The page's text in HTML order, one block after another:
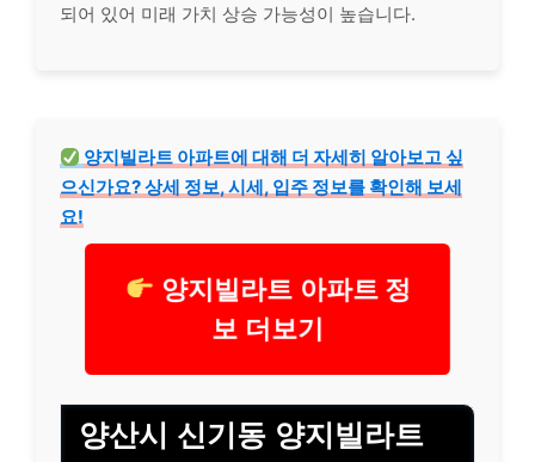
되어 있어 미래 가치 상승 가능성이 높습니다.
양지빌라트 아파트에 대해 더 자세히 알아보고 싶
으신가요? 상세 정보, 시세, 입주 정보를 확인해 보세
요!
양지빌라트 아파트 정
보 더보기
양산시 신기동 양지빌라트